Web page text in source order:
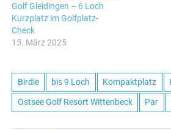
Golf Gleidingen – 6 Loch
Kurzplatz im Golfplatz-
Check
15. März 2025
Birdie bis 9 Loch Kompaktplatz
Ostsee Golf Resort Wittenbeck Par